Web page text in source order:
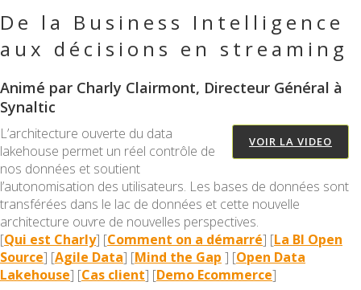
De la Business Intelligence
aux décisions en streaming
Animé par Charly Clairmont, Directeur Général à
Synaltic
VOIR LA VIDEO
L’architecture ouverte du data
lakehouse permet un réel contrôle de
nos données et soutient
l’autonomisation des utilisateurs. Les bases de données sont
transférées dans le lac de données et cette nouvelle
architecture ouvre de nouvelles perspectives.
[Qui est Charly] [Comment on a démarré] [La BI Open
Source] [Agile Data] [Mind the Gap ] [Open Data
Lakehouse] [Cas client] [Demo Ecommerce]